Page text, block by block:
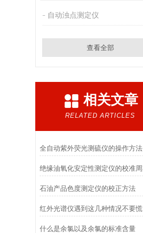
自动浊点测定仪
查看全部
相关文章
RELATED ARTICLES
全自动紫外荧光测硫仪的操作方法
石油产品色度测定仪的校正方法
红外光谱仪遇到这几种情况不要慌
什么是余氯以及余氯的标准含量